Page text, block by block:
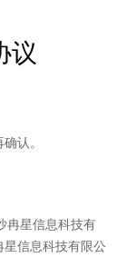
议
认。
冉星信息科技有
信息科技有限公